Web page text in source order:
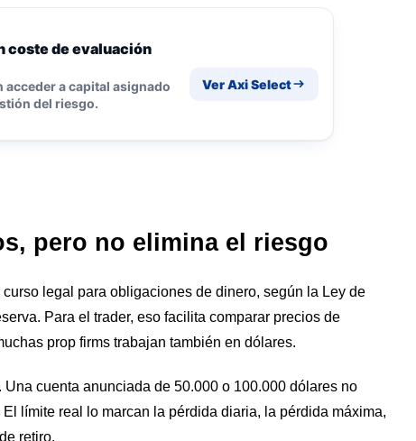
coste de evaluación
acceder a capital asignado
del riesgo.
Ver Axi Select
pero no elimina el riesgo
legal para obligaciones de dinero, según la Ley de
Para el trader, eso facilita comparar precios de
prop firms trabajan también en dólares.
cuenta anunciada de 50.000 o 100.000 dólares no
límite real lo marcan la pérdida diaria, la pérdida máxima,
retiro.